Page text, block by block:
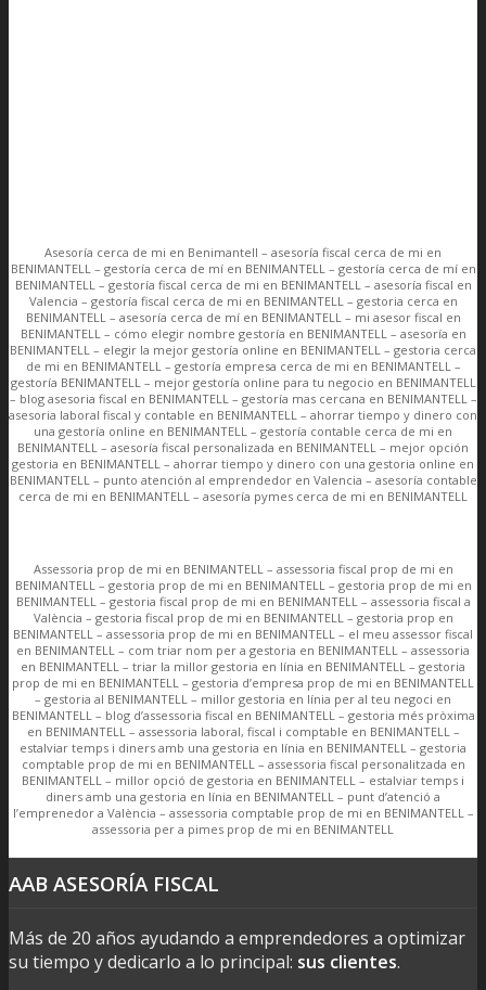
Asesoría cerca de mi en Benimantell – asesoría fiscal cerca de mi en
BENIMANTELL – gestoría cerca de mí en BENIMANTELL – gestoría cerca de mí en
BENIMANTELL – gestoría fiscal cerca de mi en BENIMANTELL – asesoría fiscal en
Valencia – gestoría fiscal cerca de mi en BENIMANTELL – gestoria cerca en
BENIMANTELL – asesoría cerca de mí en BENIMANTELL – mi asesor fiscal en
BENIMANTELL – cómo elegir nombre gestoría en BENIMANTELL – asesoría en
BENIMANTELL – elegir la mejor gestoría online en BENIMANTELL – gestoria cerca
de mi en BENIMANTELL – gestoría empresa cerca de mi en BENIMANTELL –
gestoría BENIMANTELL – mejor gestoría online para tu negocio en BENIMANTELL
– blog asesoria fiscal en BENIMANTELL – gestoría mas cercana en BENIMANTELL –
asesoria laboral fiscal y contable en BENIMANTELL – ahorrar tiempo y dinero con
una gestoría online en BENIMANTELL – gestoría contable cerca de mi en
BENIMANTELL – asesoría fiscal personalizada en BENIMANTELL – mejor opción
gestoria en BENIMANTELL – ahorrar tiempo y dinero con una gestoria online en
BENIMANTELL – punto atención al emprendedor en Valencia – asesoría contable
cerca de mi en BENIMANTELL – asesoría pymes cerca de mi en BENIMANTELL
Assessoria prop de mi en BENIMANTELL – assessoria fiscal prop de mi en
BENIMANTELL – gestoria prop de mi en BENIMANTELL – gestoria prop de mi en
BENIMANTELL – gestoria fiscal prop de mi en BENIMANTELL – assessoria fiscal a
València – gestoria fiscal prop de mi en BENIMANTELL – gestoria prop en
BENIMANTELL – assessoria prop de mi en BENIMANTELL – el meu assessor fiscal
en BENIMANTELL – com triar nom per a gestoria en BENIMANTELL – assessoria
en BENIMANTELL – triar la millor gestoria en línia en BENIMANTELL – gestoria
prop de mi en BENIMANTELL – gestoria d’empresa prop de mi en BENIMANTELL
– gestoria al BENIMANTELL – millor gestoria en línia per al teu negoci en
BENIMANTELL – blog d’assessoria fiscal en BENIMANTELL – gestoria més pròxima
en BENIMANTELL – assessoria laboral, fiscal i comptable en BENIMANTELL –
estalviar temps i diners amb una gestoria en línia en BENIMANTELL – gestoria
comptable prop de mi en BENIMANTELL – assessoria fiscal personalitzada en
BENIMANTELL – millor opció de gestoria en BENIMANTELL – estalviar temps i
diners amb una gestoria en línia en BENIMANTELL – punt d’atenció a
l’emprenedor a València – assessoria comptable prop de mi en BENIMANTELL –
assessoria per a pimes prop de mi en BENIMANTELL
AAB ASESORÍA FISCAL
Más de 20 años ayudando a emprendedores a optimizar
su tiempo y dedicarlo a lo principal: sus clientes.